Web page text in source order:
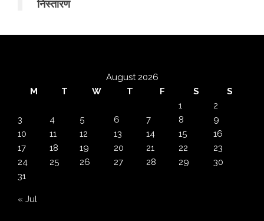
निस्तारण
August 2026
M
T W T F S
S
1
2
3
4 5 6 7 8
9
10
11 12 13 14 15
16
17
18 19 20 21 22
23
24
25 26 27 28 29
30
31
« Jul